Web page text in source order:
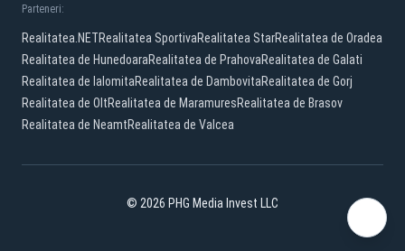
Parteneri:
Realitatea.NETRealitatea SportivaRealitatea StarRealitatea de Oradea
Realitatea de HunedoaraRealitatea de PrahovaRealitatea de Galati
Realitatea de IalomitaRealitatea de DambovitaRealitatea de Gorj
Realitatea de OltRealitatea de MaramuresRealitatea de Brasov
Realitatea de NeamtRealitatea de Valcea
© 2026 PHG Media Invest LLC